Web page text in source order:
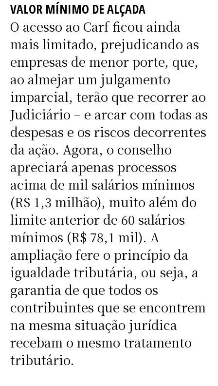
VALOR MÍNIMO DE ALÇADA
O acesso ao Carf ficou ainda
mais limitado, prejudicando as
empresas de menor porte, que,
ao almejar um julgamento
imparcial, terão que recorrer ao
Judiciário – e arcar com todas as
despesas e os riscos decorrentes
da ação. Agora, o conselho
apreciará apenas processos
acima de mil salários mínimos
(R$ 1,3 milhão), muito além do
limite anterior de 60 salários
mínimos (R$ 78,1 mil). A
ampliação fere o princípio da
igualdade tributária, ou seja, a
garantia de que todos os
contribuintes que se encontrem
na mesma situação jurídica
recebam o mesmo tratamento
tributário.